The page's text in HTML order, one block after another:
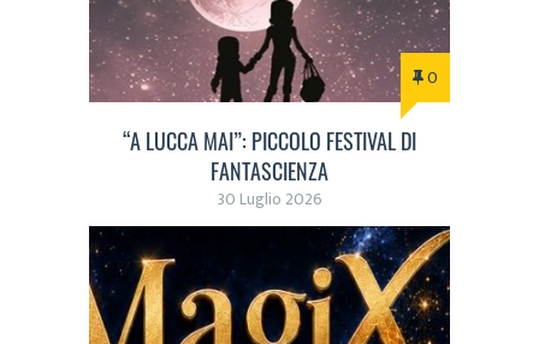
0
“A LUCCA MAI”: PICCOLO FESTIVAL DI
FANTASCIENZA
30 Luglio 2026